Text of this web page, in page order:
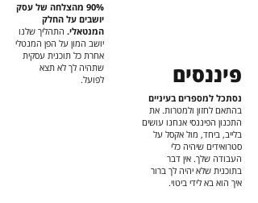
פיננסים
90% מהצלחה של עסק
יושבים על החלק
המנטאלי. התהליך שלנו
יושב המון על הפן המנטלי
אחרת כל תוכנית עסקית
שתהיה לך לא תצא
לפועל.
נסתכל למספרים בעיניים
בהתאם לחזון ולמטרות. את
התכנון הפיננסי אנחנו עושים
בלייב, ביחד, מול אקסל על
סטרואידים שיהיה כלי
העבודה שלך. אין דבר
בתוכנית שלא יהיה לך ברור
איך הוא בא לידי ביטוי.